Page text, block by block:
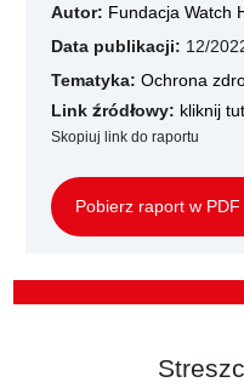
Autor: Fundacja Watch
Data publikacji: 12/
Tematyka: Ochrona
Link źródłowy: kliknij
Skopiuj link do raportu
Pobierz raport w PDF